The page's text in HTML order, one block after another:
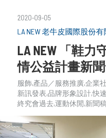
2020-09-05
LA NEW 老牛皮國際股份
LA NEW 「鞋
情公益計畫新
服飾 產品／服務推廣企業
新訊發表 品牌形象設計快
終究會過去 運動休閒 新聞稿